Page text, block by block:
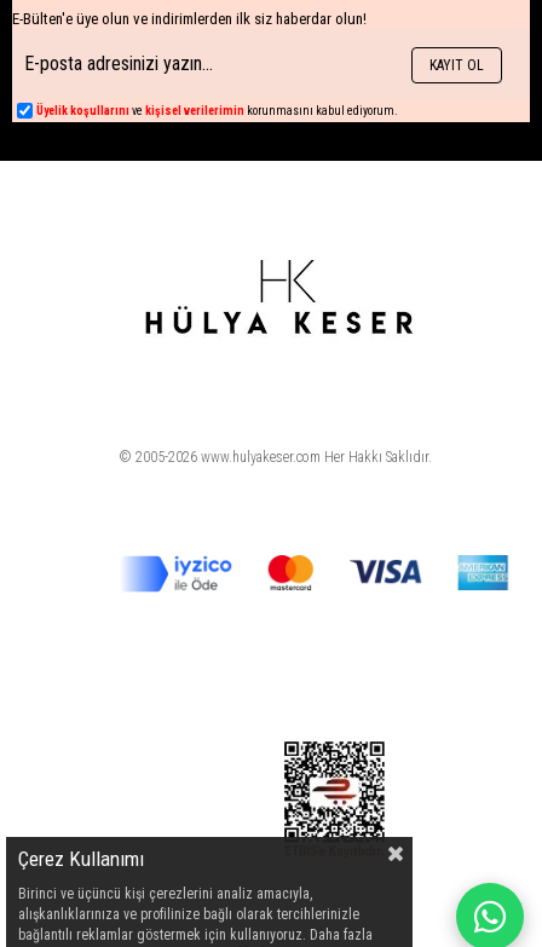
E-Bülten'e üye olun ve indirimlerden ilk siz haberdar olun!
KAYIT OL
Üyelik koşullarını ve kişisel verilerimin korunmasını kabul ediyorum.
© 2005-2026 www.hulyakeser.com Her Hakkı Saklıdır.
Çerez Kullanımı
Birinci ve üçüncü kişi çerezlerini analiz amacıyla,
alışkanlıklarınıza ve profilinize bağlı olarak tercihlerinizle
bağlantılı reklamlar göstermek için kullanıyoruz. Daha fazla